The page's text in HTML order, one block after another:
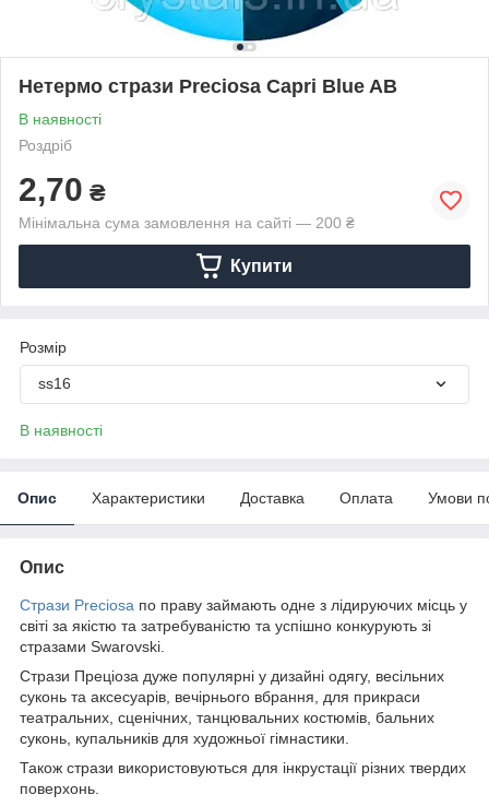
Нетермо стрази Preciosa Capri Blue AB
В наявності
Роздріб
2,70 ₴
Мінімальна сума замовлення на сайті — 200 ₴
Купити
Розмір
ss16
В наявності
Опис Характеристики Доставка Оплата Умови
Опис
Стрази Preciosa по праву займають одне з лідируючих місць у
світі за якістю та затребуваністю та успішно конкурують зі
стразами Swarovski.
Стрази Преціоза дуже популярні у дизайні одягу, весільних
суконь та аксесуарів, вечірнього вбрання, для прикраси
театральних, сценічних, танцювальних костюмів, бальних
суконь, купальників для художньої гімнастики.
Також стрази використовуються для інкрустації різних твердих
поверхонь.